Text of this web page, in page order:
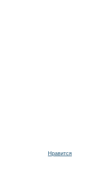
Нравится